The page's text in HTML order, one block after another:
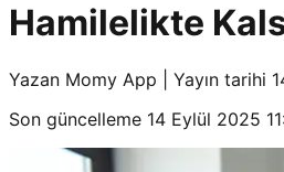
Hamilelikte
Yazan Momy App | Yayın tarihi
Son güncelleme 14 Eylül 2025